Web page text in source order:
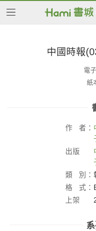
中國時報
電
紙
作 者：
出版
類
別：
格
式：
上架